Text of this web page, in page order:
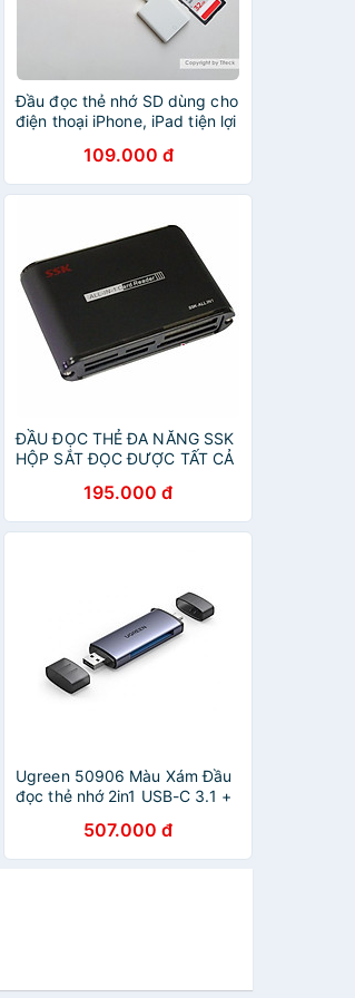
Đầu đọc thẻ nhớ SD dùng cho
điện thoại iPhone, iPad tiện lợi
109.000 đ
ĐẦU ĐỌC THẺ ĐA NĂNG SSK
HỘP SẮT ĐỌC ĐƯỢC TẤT CẢ
195.000 đ
Ugreen 50906 Màu Xám Đầu
đọc thẻ nhớ 2in1 USB-C 3.1 +
cm517 - Hàng chính hãng
507.000 đ